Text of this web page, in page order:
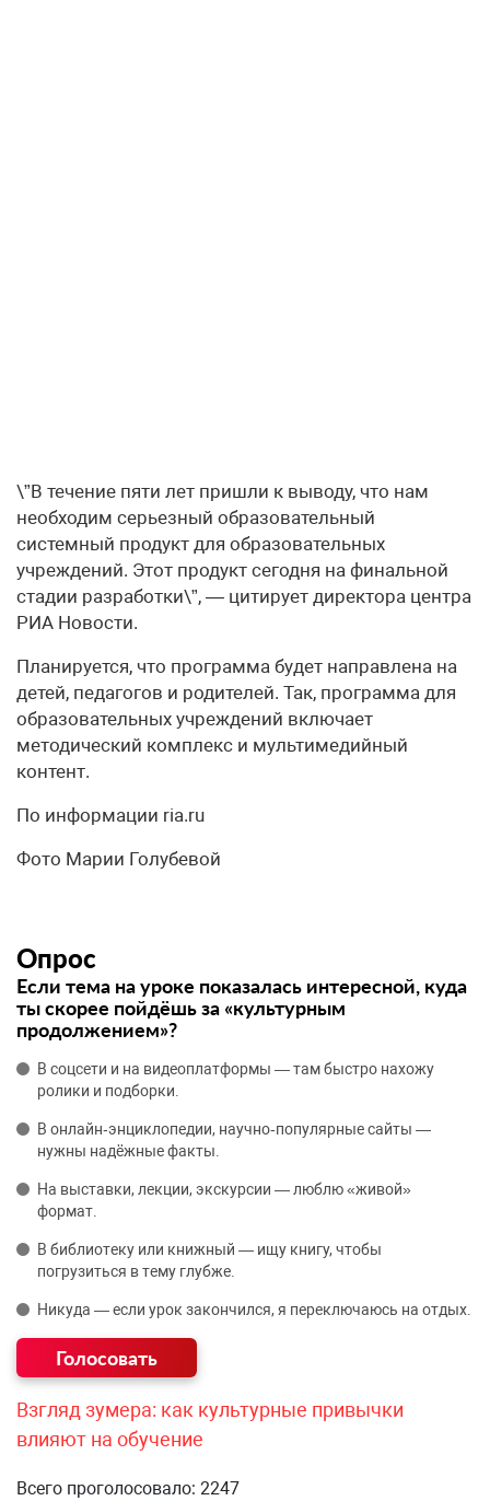
\”В течение пяти лет пришли к выводу, что нам
необходим серьезный образовательный
системный продукт для образовательных
учреждений. Этот продукт сегодня на финальной
стадии разработки\”, — цитирует директора центра
РИА Новости.
Планируется, что программа будет направлена на
детей, педагогов и родителей. Так, программа для
образовательных учреждений включает
методический комплекс и мультимедийный
контент.
По информации ria.ru
Фото Марии Голубевой
Опрос
Если тема на уроке показалась интересной, куда
ты скорее пойдёшь за «культурным
продолжением»?
В соцсети и на видеоплатформы — там быстро нахожу
ролики и подборки.
В онлайн‑энциклопедии, научно‑популярные сайты —
нужны надёжные факты.
На выставки, лекции, экскурсии — люблю «живой»
формат.
В библиотеку или книжный — ищу книгу, чтобы
погрузиться в тему глубже.
Никуда — если урок закончился, я переключаюсь на отдых.
Взгляд зумера: как культурные привычки
влияют на обучение
Всего проголосовало: 2247